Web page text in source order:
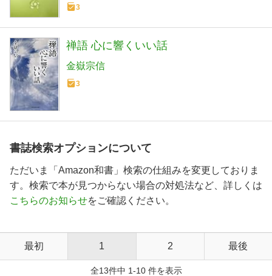
3
禅語 心に響くいい話
金嶽宗信
3
書誌検索オプションについて
ただいま「Amazon和書」検索の仕組みを変更しておりま
す。検索で本が見つからない場合の対処法など、詳しくは
こちらのお知らせをご確認ください。
最初 1 2 最後
全13件中 1-10 件を表示